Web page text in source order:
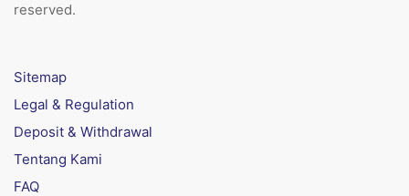
reserved.
Sitemap
Legal & Regulation
Deposit & Withdrawal
Tentang Kami
FAQ